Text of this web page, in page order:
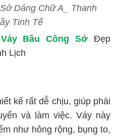
Dáng Chữ A_ Thanh
Tinh Tế
Váy Bầu Công Sở Đẹp
Lịch
kế rất dễ chịu, giúp phái
và làm việc. Váy này
như hông rộng, bụng to,